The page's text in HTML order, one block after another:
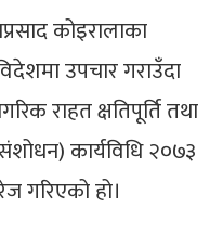
कोइरालाका
उपचार गराउँदा
राहत क्षतिपूर्ति तथा
कार्यविधि २०७३
गरिएको हो।